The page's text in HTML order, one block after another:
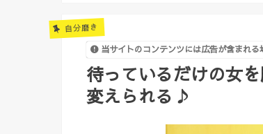
自分磨き
当サイトのコンテンツには広告が含まれる
待っているだけの女
変えられる♪